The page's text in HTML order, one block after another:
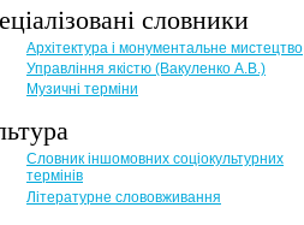
словники
Архітектура і монументальне мистецтво
Управління якістю (Вакуленко А.В.)
Музичні терміни
Словник іншомовних соціокультурних
термінів
Літературне слововживання